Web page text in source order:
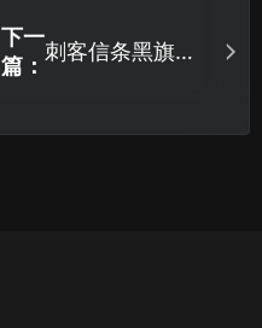
下一
篇：
刺客信条黑旗记